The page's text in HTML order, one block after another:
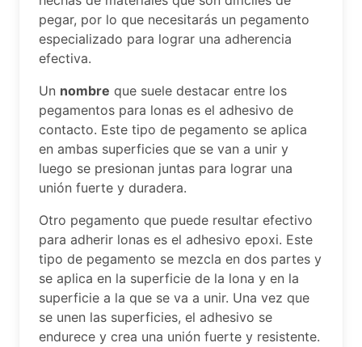
pegar, por lo que necesitarás un pegamento
especializado para lograr una adherencia
efectiva.
Un nombre que suele destacar entre los
pegamentos para lonas es el adhesivo de
contacto. Este tipo de pegamento se aplica
en ambas superficies que se van a unir y
luego se presionan juntas para lograr una
unión fuerte y duradera.
Otro pegamento que puede resultar efectivo
para adherir lonas es el adhesivo epoxi. Este
tipo de pegamento se mezcla en dos partes y
se aplica en la superficie de la lona y en la
superficie a la que se va a unir. Una vez que
se unen las superficies, el adhesivo se
endurece y crea una unión fuerte y resistente.